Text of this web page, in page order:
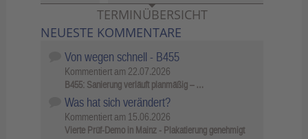
TERMINÜBERSICHT
NEUESTE KOMMENTARE
Von wegen schnell - B455
Kommentiert am 22.07.2026
B455: Sanierung verläuft planmäßig – …
Was hat sich verändert?
Kommentiert am 15.06.2026
Vierte Prüf-Demo in Mainz - Plakatierung genehmigt